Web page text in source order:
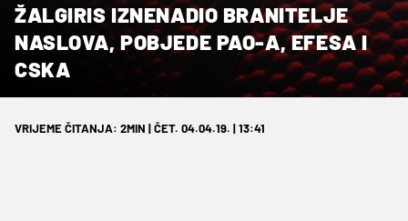
ŽALGIRIS IZNENADIO BRANITELJE
NASLOVA, POBJEDE PAO-A, EFESA I
CSKA
VRIJEME ČITANJA: 2MIN | ČET. 04.04.19. | 13:41